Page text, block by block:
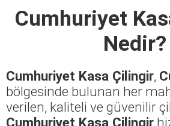
Cumhuriyet
Nedir?
Cumhuriyet Kasa Çilingir,
bölgesinde bulunan her
verilen, kaliteli ve güvenilir
Cumhuriyet Kasa Çilingir